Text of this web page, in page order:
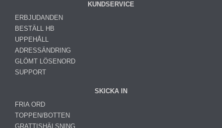
KUNDSERVICE
ERBJUDANDEN
BESTÄLL HB
UPPEHÅLL
ADRESSÄNDRING
GLÖMT LÖSENORD
SUPPORT
SKICKA IN
FRIA ORD
TOPPEN/BOTTEN
GRATTISHÄLSNING